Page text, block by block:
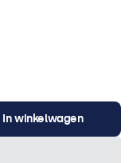
In winkelwagen